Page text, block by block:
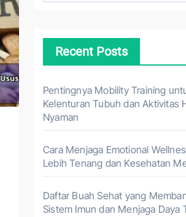
Recent Posts
Pentingnya Mobility Training
Kelenturan Tubuh dan Aktivitas
Nyaman
Cara Menjaga Emotional
Lebih Tenang dan Kesehatan
Daftar Buah Sehat yang
Sistem Imun dan Menjaga Daya